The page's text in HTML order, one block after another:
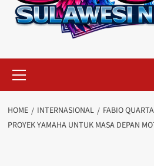
Menu
HOME INTERNASIONAL
FABIO
PROYEK YAMAHA UNTUK MASA DEPAN